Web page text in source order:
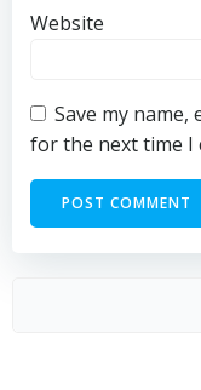
Website
Save my
for the next time I